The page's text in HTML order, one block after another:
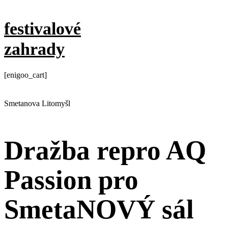
festivalové
zahrady
[enigoo_cart]
Smetanova Litomyšl
Dražba repro AQ
Passion pro
SmetaNOVÝ sál